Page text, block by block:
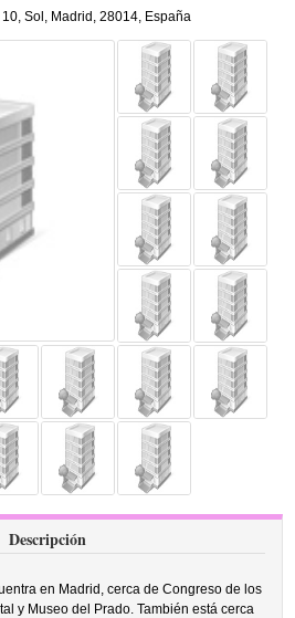
10,Sol, Madrid ,28014, España
Descripción
en Madrid, cerca de Congreso de los
y Museo del Prado. También está cerca